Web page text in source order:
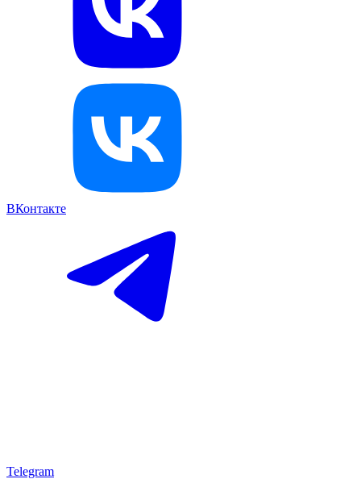
ВКонтакте
Telegram